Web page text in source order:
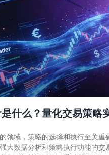
什么？量化交易策略
领域，策略的选择和执行至关重
大数据分析和策略执行功能的交